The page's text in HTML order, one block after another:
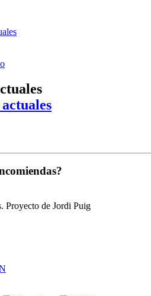
Proyecto de Jordi Puig